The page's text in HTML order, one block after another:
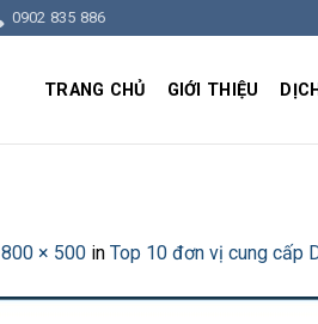
0902 835 886
TRANG CHỦ GIỚI THIỆU
800 × 500 in Top 10 đơn vị cung cấp